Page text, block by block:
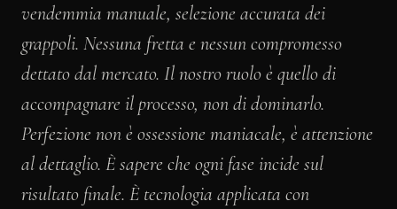
vendemmia manuale, selezione accurata dei
grappoli. Nessuna fretta e nessun compromesso
dettato dal mercato. Il nostro ruolo è quello di
accompagnare il processo, non di dominarlo.
Perfezione non è ossessione maniacale, è attenzione
al dettaglio. È sapere che ogni fase incide sul
risultato finale. È tecnologia applicata con